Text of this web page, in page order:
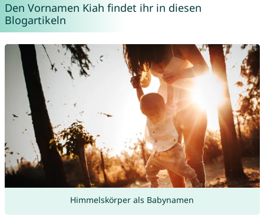
Den Vornamen Kiah findet ihr in diesen
Blogartikeln
Himmelskörper als Babynamen